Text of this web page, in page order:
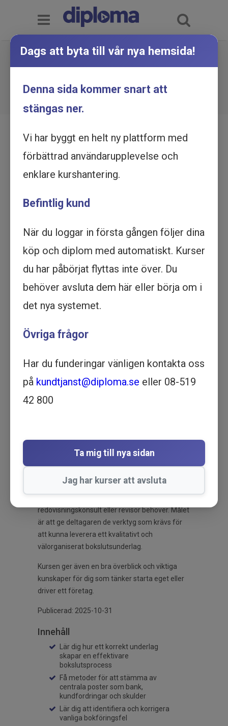
Underlag för bokslut och revision - Utbildning
Köp - 2 195 kr
Underlag för bokslut och
revision - Utbildning online
MINUTER
Beskrivning
man förbereder och strukturerar den
dokumentation som krävs vid ett bokslut och
en effektiv process genom att säkerställa att
avstämningar till sammanställningen av det
förstå reglerna kring komplexa poster och
redovisningskonsult eller revisor behöver. Målet
är att ge deltagaren de verktyg som krävs för
att kunna leverera ett kvalitativt och
välorganiserat bokslutsunderlag.
Kursen ger även en bra överblick och viktiga
kunskaper för dig som tänker starta eget eller
driver ett företag.
Publicerad: 2025-10-31
Innehåll
Lär dig hur ett korrekt underlag
skapar en effektivare
bokslutsprocess
Få metoder för att stämma av
centrala poster som bank,
kundfordringar och skulder
Lär dig att identifiera och korrigera
vanliga bokföringsfel
Dags att byta till vår nya hemsida!
Denna sida kommer snart att
stängas ner.
Vi har byggt en helt ny plattform med
förbättrad användarupplevelse och
enklare kurshantering.
Befintlig kund
När du loggar in första gången följer dina
köp och diplom med automatiskt. Kurser
du har påbörjat flyttas inte över. Du
behöver avsluta dem här eller börja om i
det nya systemet.
Övriga frågor
Har du funderingar vänligen kontakta oss
på kundtjanst@diploma.se eller 08-519
42 800
Ta mig till nya sidan
Jag har kurser att avsluta